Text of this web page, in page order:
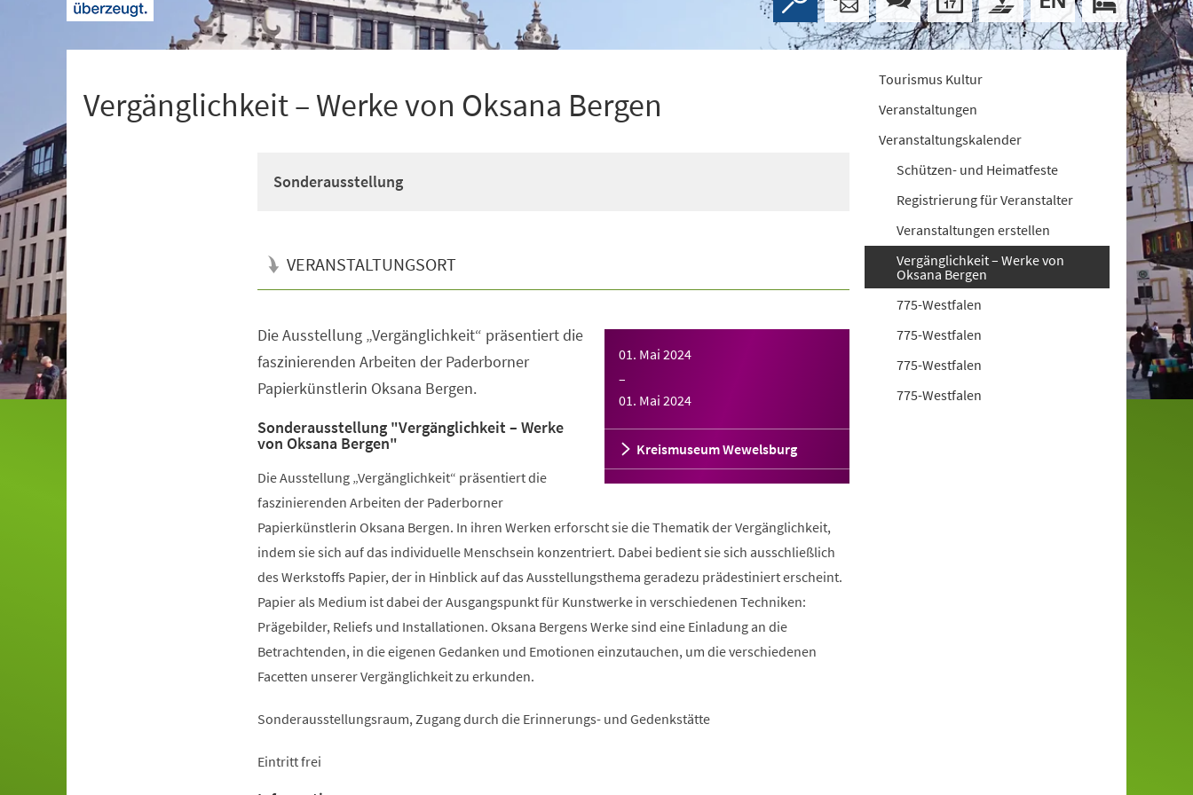
Vergänglichkeit – Werke von Oksana Bergen
Sonderausstellung
VERANSTALTUNGSORT
01. Mai 2024
–
01. Mai 2024
Kreismuseum Wewelsburg
Die Ausstellung „Vergänglichkeit“ präsentiert die
faszinierenden Arbeiten der Paderborner
Papierkünstlerin Oksana Bergen.
Sonderausstellung "Vergänglichkeit – Werke
von Oksana Bergen"
Die Ausstellung „Vergänglichkeit“ präsentiert die
faszinierenden Arbeiten der Paderborner
Papierkünstlerin Oksana Bergen. In ihren Werken erforscht sie die Thematik der Vergänglichkeit,
indem sie sich auf das individuelle Menschsein konzentriert. Dabei bedient sie sich ausschließlich
des Werkstoffs Papier, der in Hinblick auf das Ausstellungsthema geradezu prädestiniert erscheint.
Papier als Medium ist dabei der Ausgangspunkt für Kunstwerke in verschiedenen Techniken:
Prägebilder, Reliefs und Installationen. Oksana Bergens Werke sind eine Einladung an die
Betrachtenden, in die eigenen Gedanken und Emotionen einzutauchen, um die verschiedenen
Facetten unserer Vergänglichkeit zu erkunden.
Sonderausstellungsraum, Zugang durch die Erinnerungs- und Gedenkstätte
Eintritt frei
Tourismus Kultur
Veranstaltungen
Veranstaltungskalender
Schützen- und Heimatfeste
Registrierung für Veranstalter
Veranstaltungen erstellen
Vergänglichkeit – Werke von
Oksana Bergen
775-Westfalen
775-Westfalen
775-Westfalen
775-Westfalen